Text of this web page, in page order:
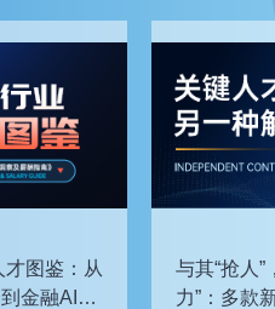
图鉴：从
金融AI，
与其“抢人”
力”：多款